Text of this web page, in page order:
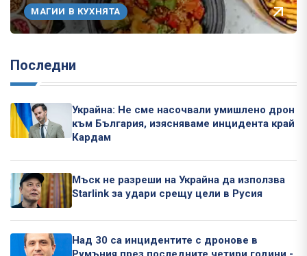
МАГИИ В КУХНЯТА
Последни
Украйна: Не сме насочвали умишлено дрон
към България, изясняваме инцидента край
Кардам
Мъск не разреши на Украйна да използва
Starlink за удари срещу цели в Русия
Над 30 са инцидентите с дронове в